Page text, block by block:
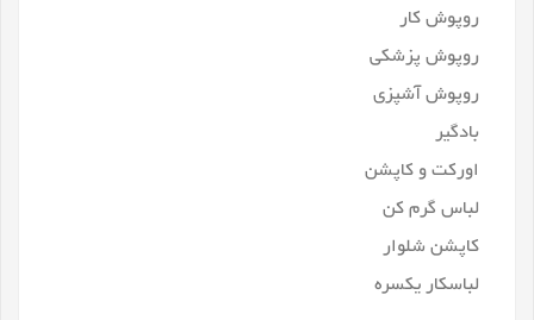
روپوش کار
روپوش پزشکی
روپوش آشپزی
بادگیر
اورکت و کاپشن
لباس گرم کن
کاپشن شلوار
لباسکار یکسره